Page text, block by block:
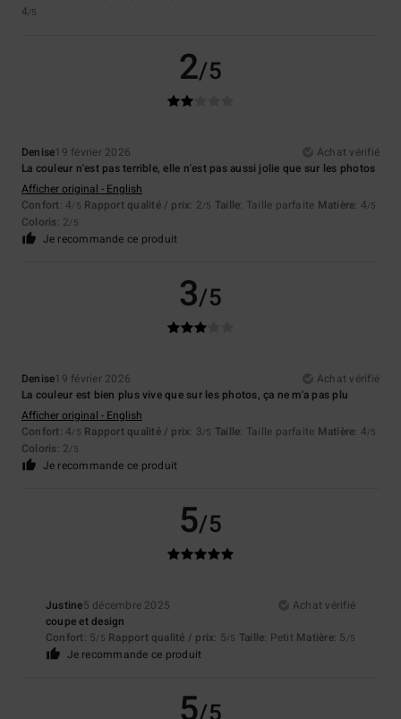
4/5
2/5
Denise19 février 2026
Achat vérifié
La couleur n'est pas terrible, elle n'est pas aussi jolie que sur les photos
Afficher original - English
Confort: 4/5 Rapport qualité / prix: 2/5 Taille: Taille parfaite Matière: 4/5
Coloris: 2/5
Je recommande ce produit
3/5
Denise19 février 2026
Achat vérifié
La couleur est bien plus vive que sur les photos, ça ne m'a pas plu
Afficher original - English
Confort: 4/5 Rapport qualité / prix: 3/5 Taille: Taille parfaite Matière: 4/5
Coloris: 2/5
Je recommande ce produit
5/5
Justine5 décembre 2025
Achat vérifié
coupe et design
Confort: 5/5 Rapport qualité / prix: 5/5 Taille: Petit Matière: 5 /5
Je recommande ce produit